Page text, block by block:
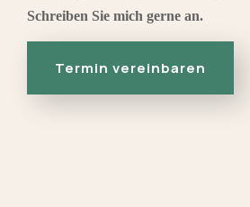
Schreiben Sie mich gerne an.
Termin vereinbaren